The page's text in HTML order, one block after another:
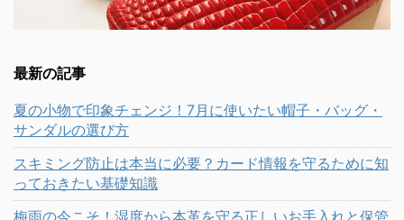
最新の記事
夏の小物で印象チェンジ！7月に使いたい帽子・バッグ・
サンダルの選び方
スキミング防止は本当に必要？カード情報を守るために知
っておきたい基礎知識